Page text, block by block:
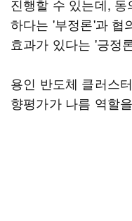
진행할 수 있는데,
하다는 '부정론'과 협
효과가 있다는 '긍정
용인 반도체 클러스
향평가가 나름 역할